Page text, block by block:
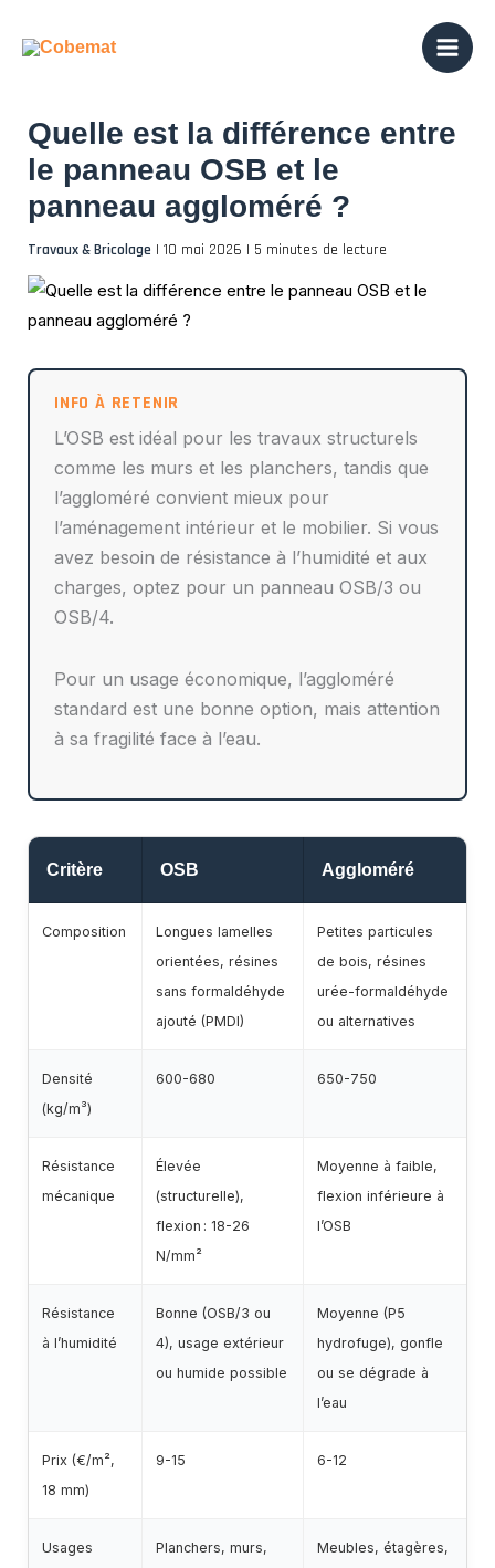
Quelle est la différence entre
le panneau OSB et le
panneau aggloméré ?
Travaux & Bricolage | 10 mai 2026 | 5 minutes de lecture
L’OSB est idéal pour les travaux structurels
comme les murs et les planchers, tandis que
l’aggloméré convient mieux pour
l’aménagement intérieur et le mobilier. Si vous
avez besoin de résistance à l’humidité et aux
charges, optez pour un panneau OSB/3 ou
OSB/4.
Pour un usage économique, l’aggloméré
standard est une bonne option, mais attention
à sa fragilité face à l’eau.
Critère OSB Aggloméré
Composition
Longues lamelles
orientées, résines
sans formaldéhyde
ajouté (PMDI)
Petites particules
de bois, résines
urée-formaldéhyde
ou alternatives
Densité
(kg/m³)
600-680 650-750
Résistance
mécanique
Élevée
(structurelle),
flexion : 18-26
N/mm²
Moyenne à faible,
flexion inférieure à
l’OSB
Résistance
à l’humidité
Bonne (OSB/3 ou
4), usage extérieur
ou humide possible
Moyenne (P5
hydrofuge), gonfle
ou se dégrade à
l’eau
Prix (€/m²,
18 mm)
9-15 6-12
Usages
Planchers, murs,
Meubles, étagères,